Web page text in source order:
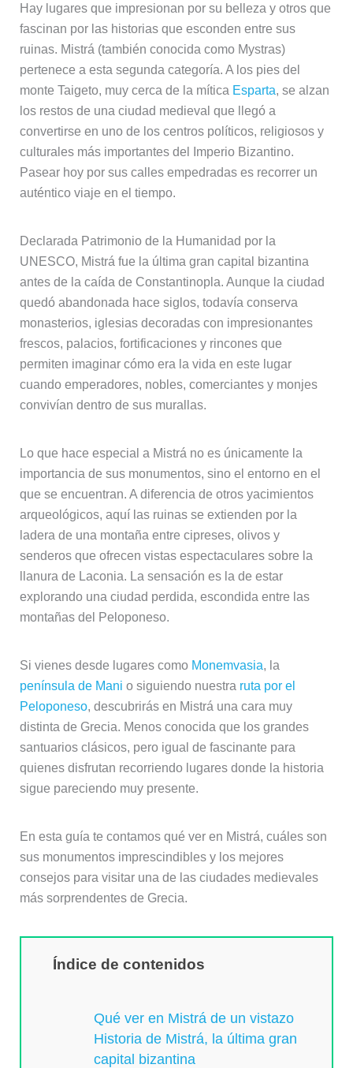
Hay lugares que impresionan por su belleza y otros que
fascinan por las historias que esconden entre sus
ruinas. Mistrá (también conocida como Mystras)
pertenece a esta segunda categoría. A los pies del
monte Taigeto, muy cerca de la mítica Esparta, se alzan
los restos de una ciudad medieval que llegó a
convertirse en uno de los centros políticos, religiosos y
culturales más importantes del Imperio Bizantino.
Pasear hoy por sus calles empedradas es recorrer un
auténtico viaje en el tiempo.
Declarada Patrimonio de la Humanidad por la
UNESCO, Mistrá fue la última gran capital bizantina
antes de la caída de Constantinopla. Aunque la ciudad
quedó abandonada hace siglos, todavía conserva
monasterios, iglesias decoradas con impresionantes
frescos, palacios, fortificaciones y rincones que
permiten imaginar cómo era la vida en este lugar
cuando emperadores, nobles, comerciantes y monjes
convivían dentro de sus murallas.
Lo que hace especial a Mistrá no es únicamente la
importancia de sus monumentos, sino el entorno en el
que se encuentran. A diferencia de otros yacimientos
arqueológicos, aquí las ruinas se extienden por la
ladera de una montaña entre cipreses, olivos y
senderos que ofrecen vistas espectaculares sobre la
llanura de Laconia. La sensación es la de estar
explorando una ciudad perdida, escondida entre las
montañas del Peloponeso.
Si vienes desde lugares como Monemvasia, la
península de Mani o siguiendo nuestra ruta por el
Peloponeso, descubrirás en Mistrá una cara muy
distinta de Grecia. Menos conocida que los grandes
santuarios clásicos, pero igual de fascinante para
quienes disfrutan recorriendo lugares donde la historia
sigue pareciendo muy presente.
En esta guía te contamos qué ver en Mistrá, cuáles son
sus monumentos imprescindibles y los mejores
consejos para visitar una de las ciudades medievales
más sorprendentes de Grecia.
Índice de contenidos
Qué ver en Mistrá de un vistazo
Historia de Mistrá, la última gran
capital bizantina